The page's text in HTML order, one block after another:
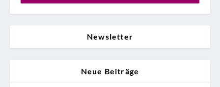
Newsletter
Neue Beiträge